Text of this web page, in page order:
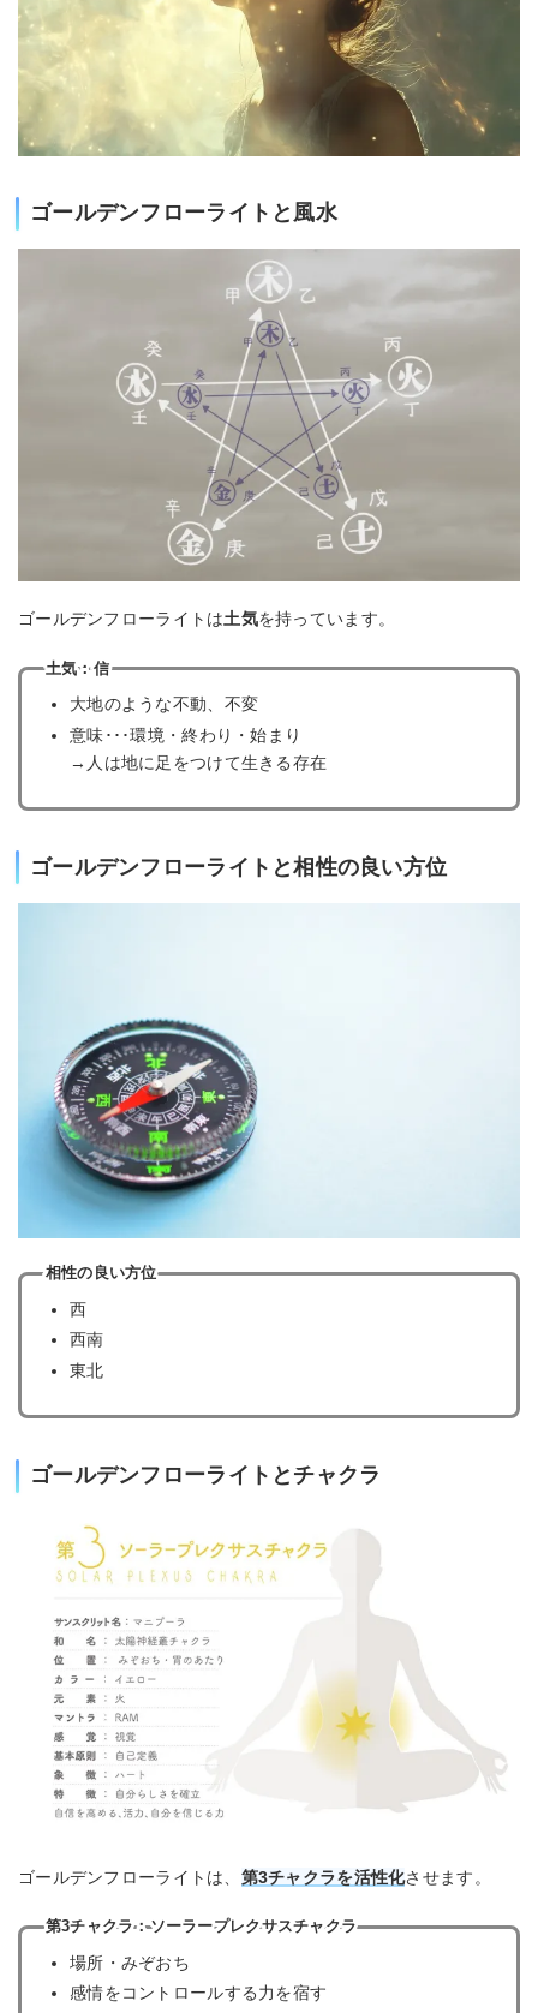
ゴールデンフローライトと風水
ゴールデンフローライトは土気を持っています。
土気：信
大地のような不動、不変
意味･･･環境・終わり・始まり
→人は地に足をつけて生きる存在
ゴールデンフローライトと相性の良い方位
相性の良い方位
西
西南
東北
ゴールデンフローライトとチャクラ
ゴールデンフローライトは、 第3チャクラを活性化させます。
第3チャクラ：ソーラープレクサスチャクラ
場所・みぞおち
感情をコントロールする力を宿す